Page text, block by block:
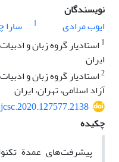
نویسندگان
ایوب مرادی
1 سارا
1 استادیار گروه زبان و
ایران
2استادیار گروه زبان و
آزاد اسلامی، تهران، ایران
چکیده
پیشرفت‌های عمدة